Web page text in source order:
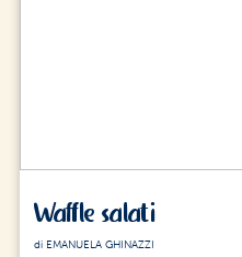
Waffle salati
di EMANUELA GHINAZZI